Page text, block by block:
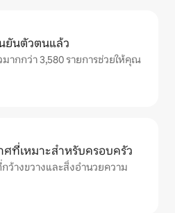
ยันตัวตนแล้ว
ากกว่า 3,580 รายการช่วยให้คุณ
ที่เหมาะสำหรับครอบครัว
างขวางและสิ่งอำนวยความ